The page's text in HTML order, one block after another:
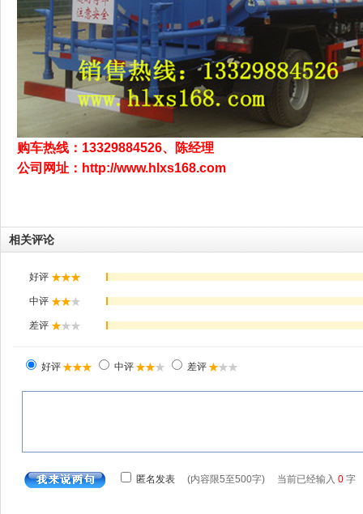
购车热线：13329884526、陈经理
公司网址：http://www.hlxs168.com
相关评论